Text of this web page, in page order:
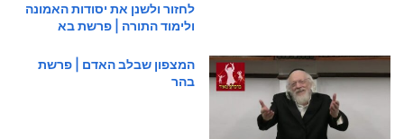
לחזור ולשנן את יסודות האמונה
ולימוד התורה | פרשת בא
המצפון שבלב האדם | פרשת
בהר